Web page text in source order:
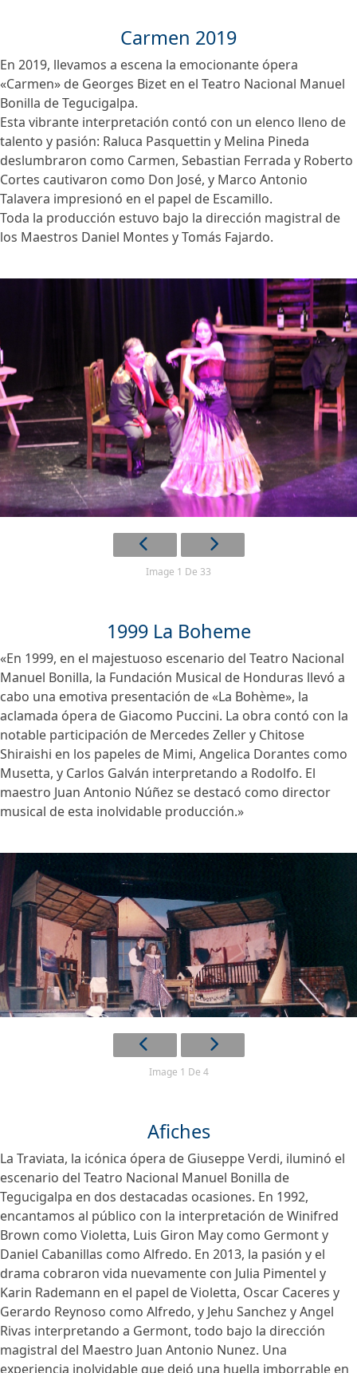
Carmen 2019
En 2019, llevamos a escena la emocionante ópera
«Carmen» de Georges Bizet en el Teatro Nacional Manuel
Bonilla de Tegucigalpa.
Esta vibrante interpretación contó con un elenco lleno de
talento y pasión: Raluca Pasquettin y Melina Pineda
deslumbraron como Carmen, Sebastian Ferrada y Roberto
Cortes cautivaron como Don José, y Marco Antonio
Talavera impresionó en el papel de Escamillo.
Toda la producción estuvo bajo la dirección magistral de
los Maestros Daniel Montes y Tomás Fajardo.
Image 1 De 33
1999 La Boheme
«En 1999, en el majestuoso escenario del Teatro Nacional
Manuel Bonilla, la Fundación Musical de Honduras llevó a
cabo una emotiva presentación de «La Bohème», la
aclamada ópera de Giacomo Puccini. La obra contó con la
notable participación de Mercedes Zeller y Chitose
Shiraishi en los papeles de Mimi, Angelica Dorantes como
Musetta, y Carlos Galván interpretando a Rodolfo. El
maestro Juan Antonio Núñez se destacó como director
musical de esta inolvidable producción.»
Image 1 De 4
Afiches
La Traviata, la icónica ópera de Giuseppe Verdi, iluminó el
escenario del Teatro Nacional Manuel Bonilla de
Tegucigalpa en dos destacadas ocasiones. En 1992,
encantamos al público con la interpretación de Winifred
Brown como Violetta, Luis Giron May como Germont y
Daniel Cabanillas como Alfredo. En 2013, la pasión y el
drama cobraron vida nuevamente con Julia Pimentel y
Karin Rademann en el papel de Violetta, Oscar Caceres y
Gerardo Reynoso como Alfredo, y Jehu Sanchez y Angel
Rivas interpretando a Germont, todo bajo la dirección
magistral del Maestro Juan Antonio Nunez. Una
experiencia inolvidable que dejó una huella imborrable en